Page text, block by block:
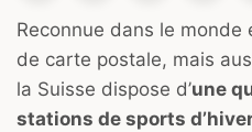
Reconnue dans le monde
de carte postale, mais
la Suisse dispose d’une
stations de sports